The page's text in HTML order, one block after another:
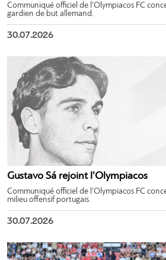
Communiqué officiel de l’Olympiacos FC
gardien de but allemand.
30.07.2026
Gustavo Sá rejoint l’Olympiacos
Communiqué officiel de l’Olympiacos FC
milieu offensif portugais.
30.07.2026